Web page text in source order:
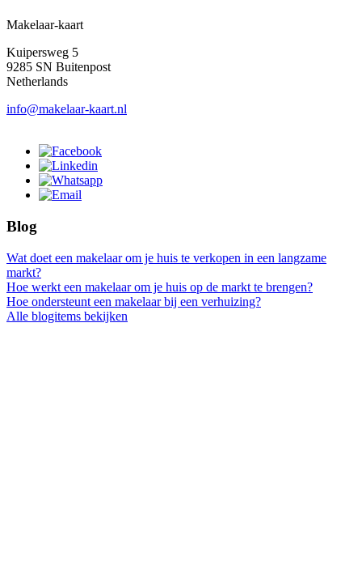
Makelaar-kaart
Kuipersweg 5
9285 SN Buitenpost
Netherlands
info@makelaar-kaart.nl
Blog
Wat doet een makelaar om je huis te verkopen in een langzame
markt?
Hoe werkt een makelaar om je huis op de markt te brengen?
Hoe ondersteunt een makelaar bij een verhuizing?
Alle blogitems bekijken